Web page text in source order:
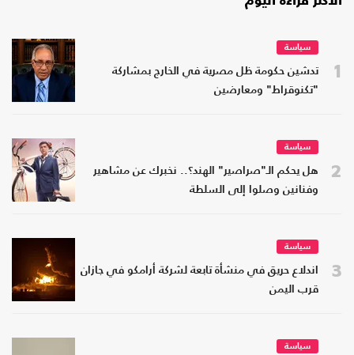
1
سياسة
تدشين حكومة ظل مصرية في الخارج بمشاركة
"تكنوقراط" ومعارضين
2
سياسة
هل يحكم الـ"صراصير" الهند؟.. نخبرك عن مشاهير
وفنانين وصلوا إلى السلطة
3
سياسة
اندلاع حريق في منشأة تابعة لشركة أرامكو في جازان
قرب اليمن
سياسة